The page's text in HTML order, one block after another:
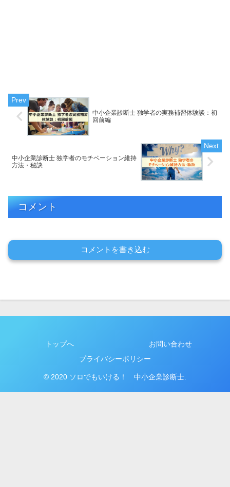
中小企業診断士 独学者の実務補習体験談：初
回前編
中小企業診断士 独学者のモチベーション維持
方法・秘訣
コメント
コメントを書き込む
トップへ
お問い合わせ
プライバシーポリシー
© 2020 ソロでもいける！ 中小企業診断士.